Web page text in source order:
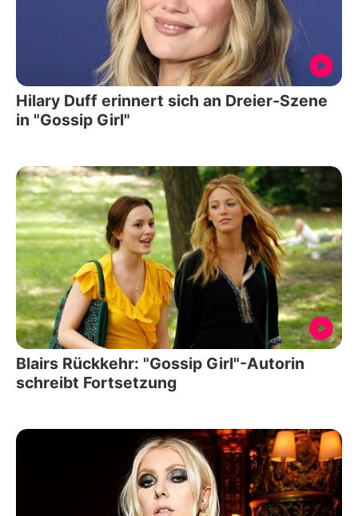
Hilary Duff erinnert sich an Dreier-Szene
in "Gossip Girl"
Blairs Rückkehr: "Gossip Girl"-Autorin
schreibt Fortsetzung